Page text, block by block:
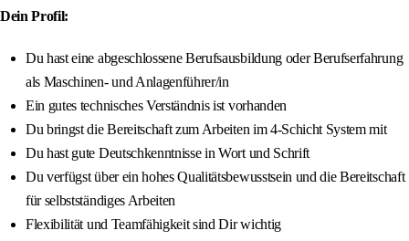
Dein Profil:
Du hast eine abgeschlossene Berufsausbildung oder Berufserfahrung
als Maschinen- und Anlagenführer/in
Ein gutes technisches Verständnis ist vorhanden
Du bringst die Bereitschaft zum Arbeiten im 4-Schicht System mit
Du hast gute Deutschkenntnisse in Wort und Schrift
Du verfügst über ein hohes Qualitätsbewusstsein und die Bereitschaft
für selbstständiges Arbeiten
Flexibilität und Teamfähigkeit sind Dir wichtig